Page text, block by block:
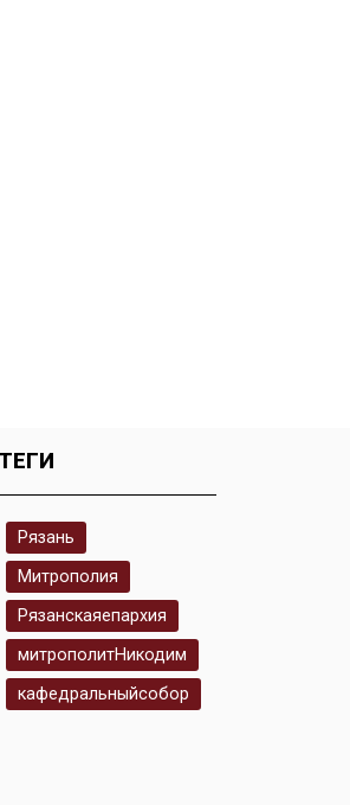
ТЕГИ
Рязань
Митрополия
Рязанскаяепархия
митрополитНикодим
кафедральныйсобор